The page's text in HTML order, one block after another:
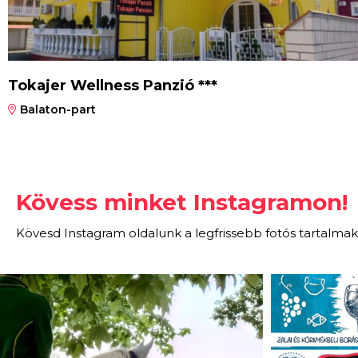
Tokajer Wellness Panzió ***
Balaton-part
Kövess minket Instagramon!
Kövesd Instagram oldalunk a legfrissebb fotós